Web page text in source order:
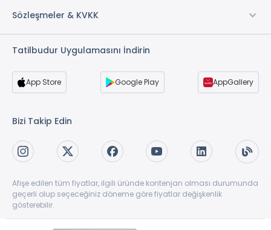
Sözleşmeler & KVKK
Tatilbudur Uygulamasını İndirin
App Store Google Play AppGallery
Bizi Takip Edin
Afişe edilen tüm fiyatlar, ilgili üründe kontenjan olması durumunda
geçerli olup seçeceğiniz döneme göre fiyatlar değişkenlik
gösterebilir.